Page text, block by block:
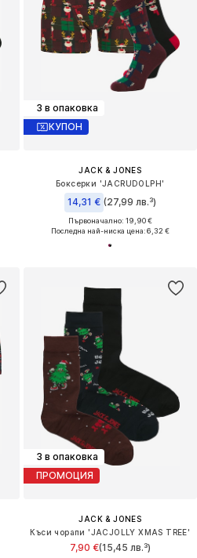
3 в опаковка
КУПОН
JACK & JONES
Боксерки 'JACRUDOLPH'
14,31 € (27,99 лв.³)
Първоначално: 19,90 €
Последна най-ниска цена:6,32 €
3 в опаковка
ПРОМОЦИЯ
JACK & JONES
Къси чорапи 'JACJOLLY XMAS TREE'
7,90 €(15,45 лв.³)